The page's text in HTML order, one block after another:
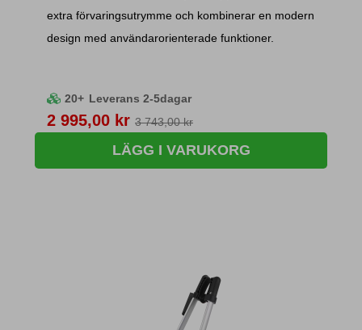
extra förvaringsutrymme och kombinerar en modern
design med användarorienterade funktioner.
20+ Leverans 2-5dagar
Pris
2 995,00 kr 3 743,00 kr
LÄGG I VARUKORG